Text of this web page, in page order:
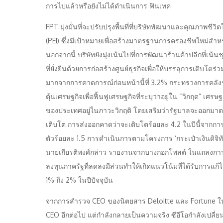
การไปแล้วหรือยังไม่ได้ดำเนินการ ฟินเทค
FPT มุ่งมั่นที่จะปรับปรุงพื้นที่ที่บริษัทพัฒนาและคุณภาพชีวิต
(PEI) ซึ่งมีเป้าหมายเพื่อสร้างมาตรฐานการครองชีพใหม่
นอกจากนี้ บริษัทยังมุ่งเน้นไปที่การพัฒนาร้านค้าปลีกที่เน้น
ที่ยั่งยืนด้วยการก่อสร้างศูนย์ธุรกิจเพื่อให้บรรลุการเติบโตร่
มากจากการคาดการณ์ก่อนหน้านี้ที่ 3.2% กระทรวงการคลั
ตุ้นเศรษฐกิจเพื่อฟื้นฟูเศรษฐกิจที่ระบุว่าอยู่ใน “วิกฤต” เศร
ของประเทศอยู่ในภาวะวิกฤติ โดยเสริมว่ารัฐบาลจะออกมา
เติบโต การส่งออกคาดว่าจะเติบโตร้อยละ 4.2 ในปีนี้จาก
ตัวร้อยละ 1.5 การดำเนินการตามโครงการ ‘กระเป๋าเงิน
นายเกียรติพงศ์กล่าว รายงานจากบางกอกโพสต์ ในแถลง
ลงทุนภาครัฐที่ลดลงมีส่วนทำให้เกิดแนวโน้มที่ได้รับการแ
1% ถึง 2% ในปีปัจจุบัน
จากการสำรวจ CEO ของนิตยสาร Deloitte และ
CEO อีกต่อไป แต่กำลังกลายเป็นความจริง ซีอีโอกำลังเป